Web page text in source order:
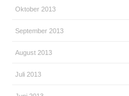
Oktober 2013
September 2013
August 2013
Juli 2013